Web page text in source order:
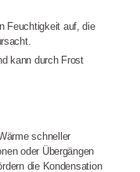
Feuchtigkeit auf, die
kann durch Frost
schneller
oder Übergängen
die Kondensation